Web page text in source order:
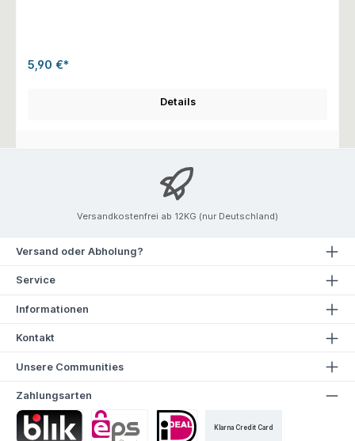
5,90 €*
Details
Versandkostenfrei ab 12KG (nur Deutschland)
Versand oder Abholung?
Service
Informationen
Kontakt
Unsere Communities
Zahlungsarten
Klarna Credit Card